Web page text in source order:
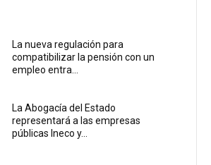
La nueva regulación para
compatibilizar la pensión con un
empleo entra...
La Abogacía del Estado
representará a las empresas
públicas Ineco y...